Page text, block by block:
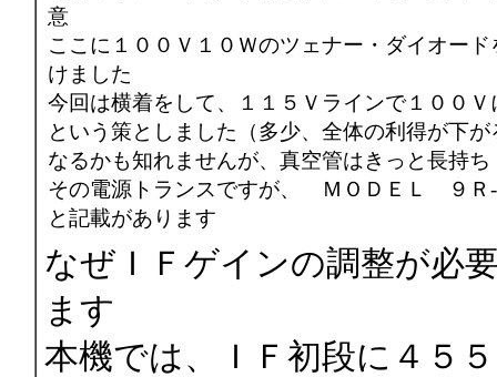
意
ここに１００Ｖ１０Ｗのツェナー・ダイオード
けました
今回は横着をして、１１５Ｖラインで１００Ｖ
という策としました（多少、全体の利得が下が
なるかも知れませんが、真空管はきっと長持ち
その電源トランスですが、 ＭＯＤＥＬ ９
と記載があります
なぜＩＦゲインの調整が必
ます
本機では、ＩＦ初段に４５